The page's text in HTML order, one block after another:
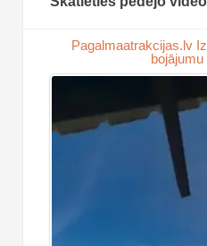
Pagalmaatrakcijas.lv